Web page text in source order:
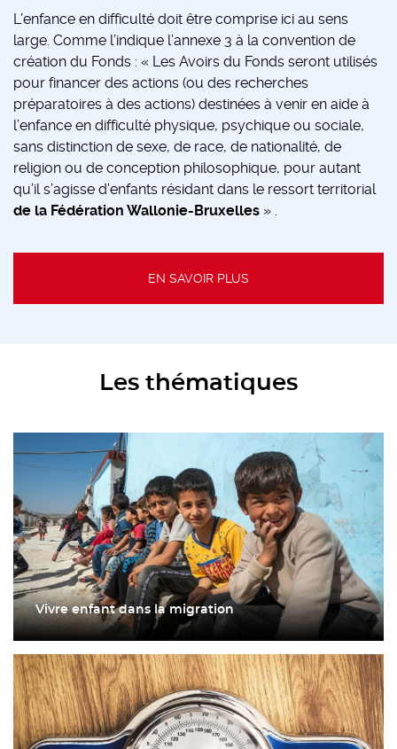
L’enfance en difficulté doit être comprise ici au sens
large. Comme l’indique l’annexe 3 à la convention de
création du Fonds : « Les Avoirs du Fonds seront utilisés
pour financer des actions (ou des recherches
préparatoires à des actions) destinées à venir en aide à
l’enfance en difficulté physique, psychique ou sociale,
sans distinction de sexe, de race, de nationalité, de
religion ou de conception philosophique, pour autant
qu’il s’agisse d’enfants résidant dans le ressort territorial
de la Fédération Wallonie-Bruxelles » .
EN SAVOIR PLUS
Les thématiques
Vivre enfant dans la migration